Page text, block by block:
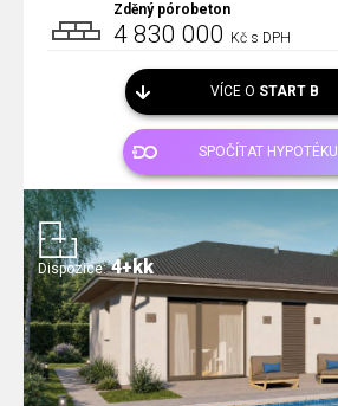
Zděný pórobeton
4 830 000 Kč s DPH
VÍCE O START B
SPOČÍTAT HYPOTÉKU
Dispozice: 4+kk